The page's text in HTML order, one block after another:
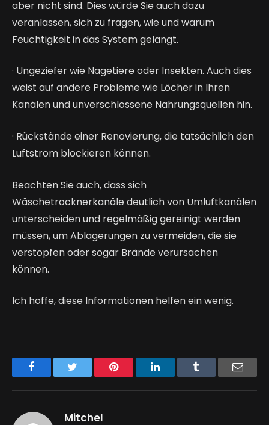
aber nicht sind. Dies würde Sie auch dazu
veranlassen, sich zu fragen, wie und warum
Feuchtigkeit in das System gelangt.
· Ungeziefer wie Nagetiere oder Insekten. Auch dies
weist auf andere Probleme wie Löcher in Ihren
Kanälen und unverschlossene Nahrungsquellen hin.
· Rückstände einer Renovierung, die tatsächlich den
Luftstrom blockieren können.
Beachten Sie auch, dass sich
Wäschetrocknerkanäle deutlich von Umluftkanälen
unterscheiden und regelmäßig gereinigt werden
müssen, um Ablagerungen zu vermeiden, die sie
verstopfen oder sogar Brände verursachen
können.
Ich hoffe, diese Informationen helfen ein wenig.
Facebook Pinterest LinkedIn Email
Mitchel